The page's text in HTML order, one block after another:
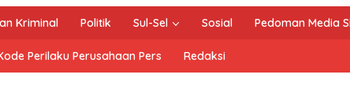
Kriminal Politik Sul-Sel Sosial Pedoman Media
Perilaku Perusahaan Pers Redaksi